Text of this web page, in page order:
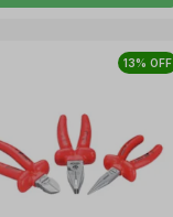
13% OFF